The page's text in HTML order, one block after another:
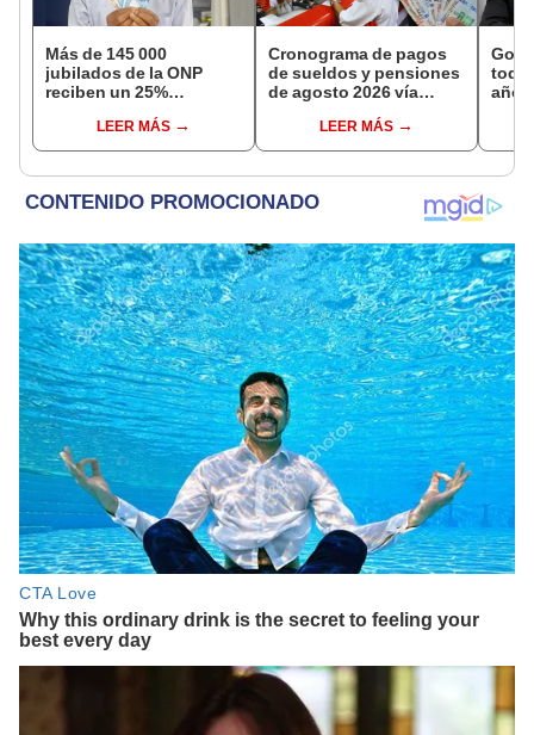
Más de 145 000
jubilados de la ONP
reciben un 25%
en agostoLEER MÁS
Cronograma de pagos
de sueldos y pensiones
de agosto 2026 vía
conoce las fechas de
depósito
LEER MÁS
año